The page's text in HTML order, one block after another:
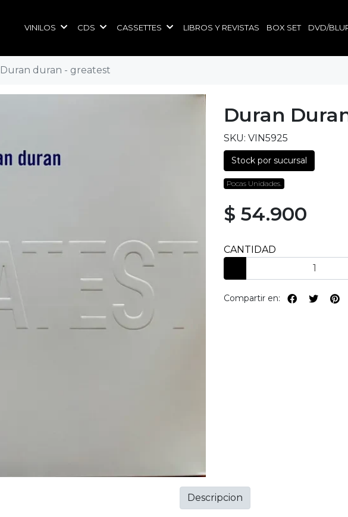
VINILOS CDS CASSETTES LIBROS Y REVISTAS BOX SET DVD/
Duran duran - greatest
Duran
SKU: VIN5925
Stock por sucursal
Pocas Unidades.
$ 54.900
CANTIDAD
Compartir en:
Descripcion